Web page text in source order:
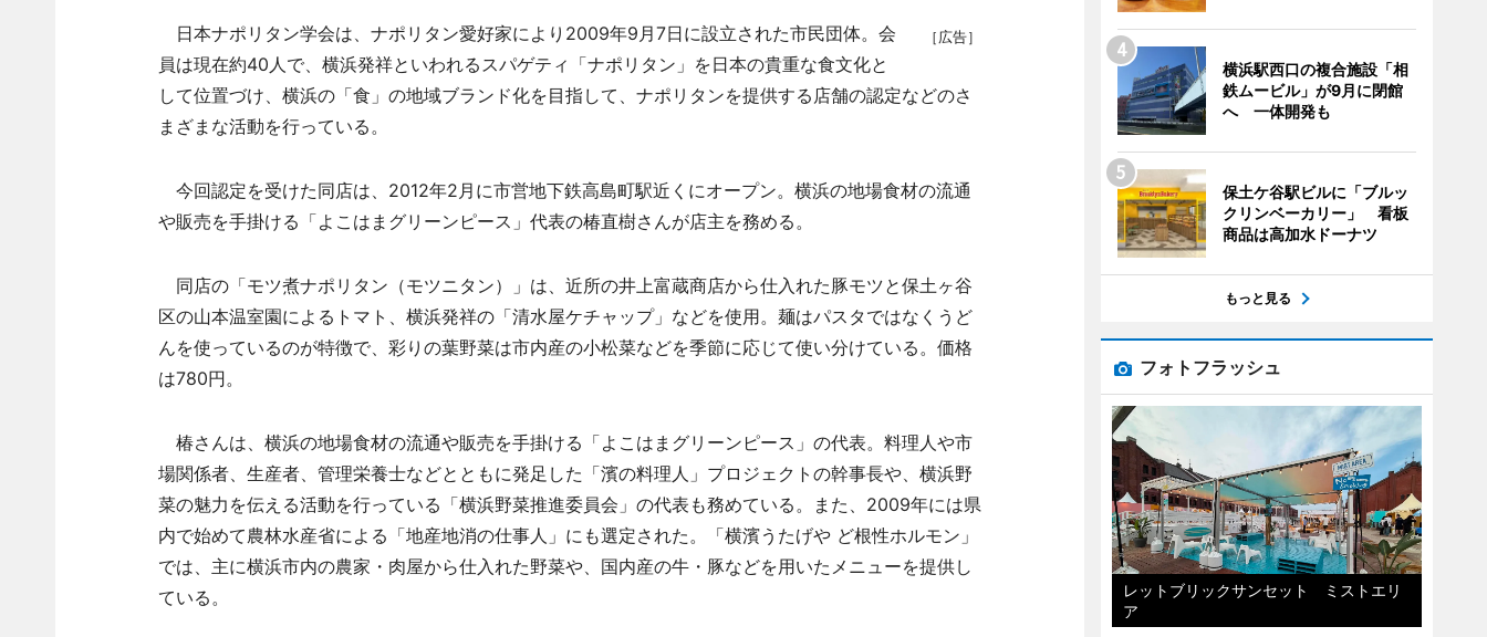
［広告］
日本ナポリタン学会は、ナポリタン愛好家により2009年9月7日に設立された市民団体。会
員は現在約40人で、横浜発祥といわれるスパゲティ「ナポリタン」を日本の貴重な食文化と
して位置づけ、横浜の「食」の地域ブランド化を目指して、ナポリタンを提供する店舗の認定などのさ
まざまな活動を行っている。
今回認定を受けた同店は、2012年2月に市営地下鉄高島町駅近くにオープン。横浜の地場食材の流通
や販売を手掛ける「よこはまグリーンピース」代表の椿直樹さんが店主を務める。
同店の「モツ煮ナポリタン（モツニタン）」は、近所の井上富蔵商店から仕入れた豚モツと保土ヶ谷
区の山本温室園によるトマト、横浜発祥の「清水屋ケチャップ」などを使用。麺はパスタではなくうど
んを使っているのが特徴で、彩りの葉野菜は市内産の小松菜などを季節に応じて使い分けている。価格
は780円。
椿さんは、横浜の地場食材の流通や販売を手掛ける「よこはまグリーンピース」の代表。料理人や市
場関係者、生産者、管理栄養士などとともに発足した「濱の料理人」プロジェクトの幹事長や、横浜野
菜の魅力を伝える活動を行っている「横浜野菜推進委員会」の代表も務めている。また、2009年には県
内で始めて農林水産省による「地産地消の仕事人」にも選定された。「横濱うたげや ど根性ホルモン」
では、主に横浜市内の農家・肉屋から仕入れた野菜や、国内産の牛・豚などを用いたメニューを提供し
ている。
横浜駅西口の複合施設「相
鉄ムービル」が9月に閉館
へ 一体開発も
保土ケ谷駅ビルに「ブルッ
クリンベーカリー」 看板
商品は高加水ドーナツ
もっと見る
フォトフラッシュ
レットブリックサンセット ミストエリ
ア